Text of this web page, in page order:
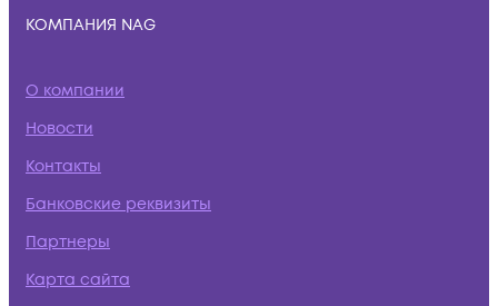
КОМПАНИЯ NAG
О компании
Новости
Контакты
Банковские реквизиты
Партнеры
Карта сайта